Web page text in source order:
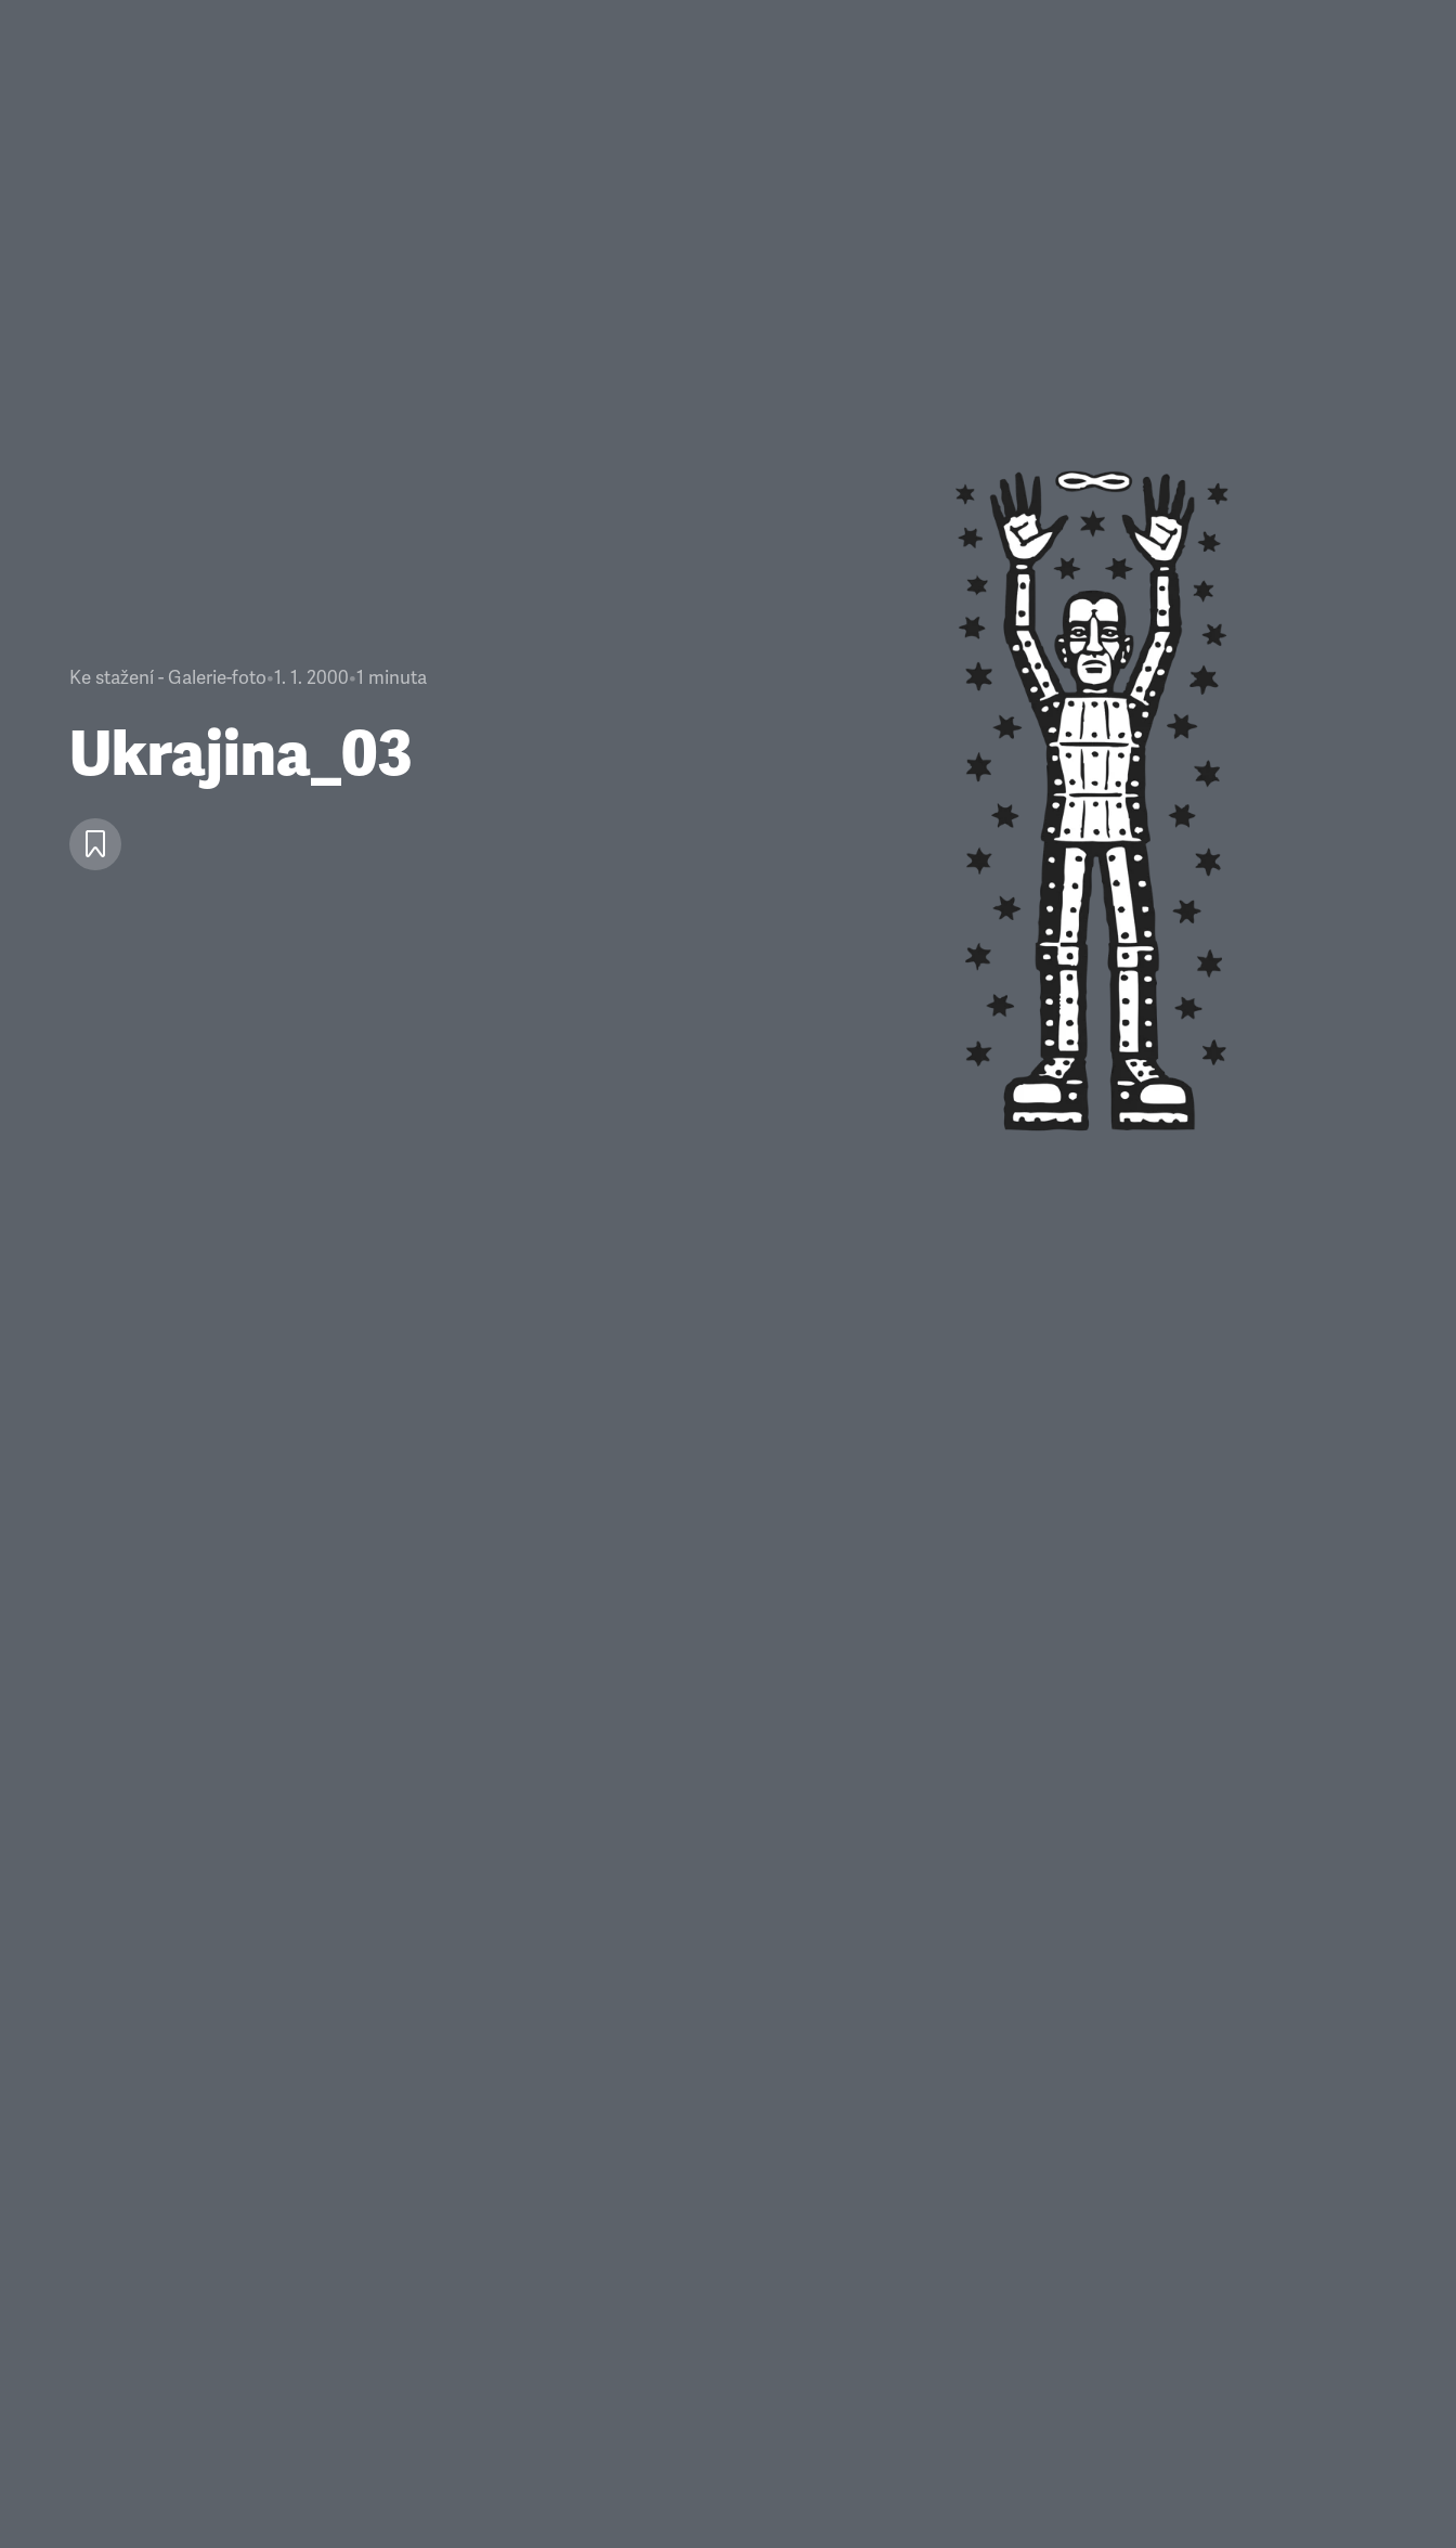
Ke stažení - Galerie-foto•1. 1. 2000•1 minuta
Ukrajina_03